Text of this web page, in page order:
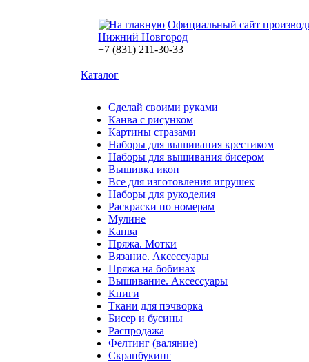
Официальный сайт
Нижний Новгород
+7 (831) 211-30-33
Каталог
Сделай своими руками
Канва с рисунком
Картины стразами
Наборы для вышивания крестиком
Наборы для вышивания бисером
Вышивка икон
Все для изготовления игрушек
Наборы для рукоделия
Раскраски по номерам
Мулине
Канва
Пряжа. Мотки
Вязание. Аксессуары
Пряжа на бобинах
Вышивание. Аксессуары
Книги
Ткани для пэчворка
Бисер и бусины
Распродажа
Фелтинг (валяние)
Скрапбукинг